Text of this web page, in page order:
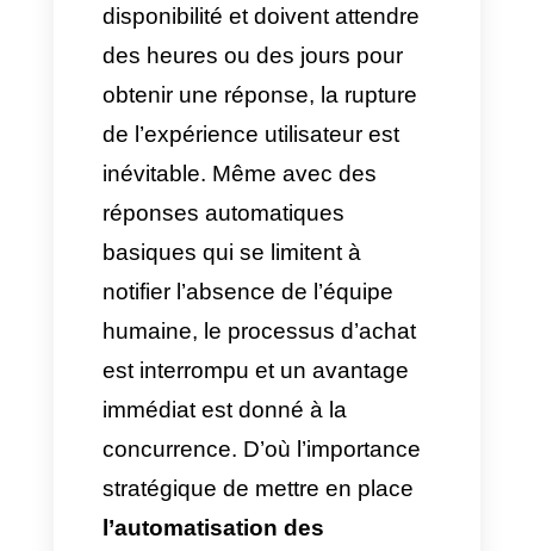
Pour toute entreprise de
le calendrier représente une
perte financière directe. Si les
clients demandent une
disponibilité et doivent attendre
des heures ou des jours pour
obtenir une réponse, la rupture
de l’expérience utilisateur est